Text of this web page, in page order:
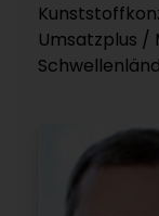
Umsatzplus /